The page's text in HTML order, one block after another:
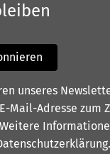
unseres
Mail-Adresse zum